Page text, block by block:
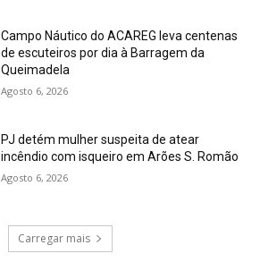
Campo Náutico do ACAREG leva centenas
de escuteiros por dia à Barragem da
Queimadela
Agosto 6, 2026
PJ detém mulher suspeita de atear
incêndio com isqueiro em Arões S. Romão
Agosto 6, 2026
Carregar mais